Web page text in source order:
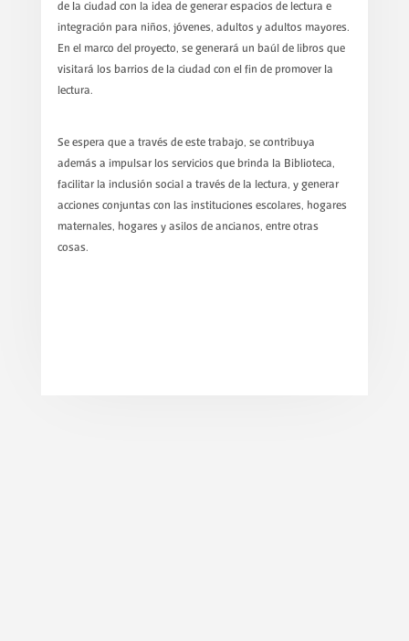
de la ciudad con la idea de generar espacios de lectura e
integración para niños, jóvenes, adultos y adultos mayores.
En el marco del proyecto, se generará un baúl de libros que
visitará los barrios de la ciudad con el fin de promover la
lectura.
Se espera que a través de este trabajo, se contribuya
además a impulsar los servicios que brinda la Biblioteca,
facilitar la inclusión social a través de la lectura, y generar
acciones conjuntas con las instituciones escolares, hogares
maternales, hogares y asilos de ancianos, entre otras
cosas.